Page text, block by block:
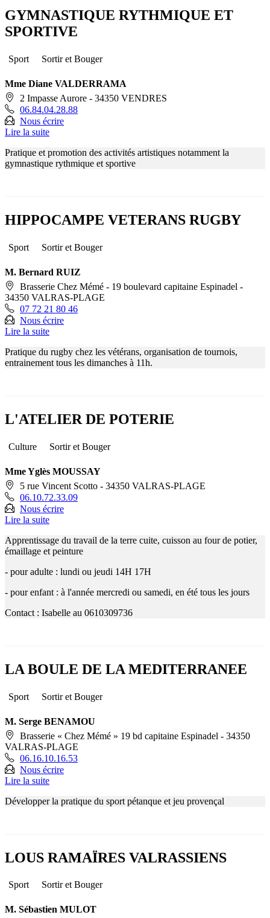
GYMNASTIQUE RYTHMIQUE ET
SPORTIVE
Sport Sortir et Bouger
Mme Diane VALDERRAMA
2 Impasse Aurore - 34350 VENDRES
06.84.04.28.88
Nous écrire
Lire la suite
Pratique et promotion des activités artistiques notamment la
gymnastique rythmique et sportive
HIPPOCAMPE VETERANS RUGBY
Sport Sortir et Bouger
M. Bernard RUIZ
Brasserie Chez Mémé - 19 boulevard capitaine Espinadel -
34350 VALRAS-PLAGE
07 72 21 80 46
Nous écrire
Lire la suite
Pratique du rugby chez les vétérans, organisation de tournois,
entrainement tous les dimanches à 11h.
L'ATELIER DE POTERIE
Culture Sortir et Bouger
Mme Yglès MOUSSAY
5 rue Vincent Scotto - 34350 VALRAS-PLAGE
06.10.72.33.09
Nous écrire
Lire la suite
Apprentissage du travail de la terre cuite, cuisson au four de potier,
émaillage et peinture
- pour adulte : lundi ou jeudi 14H 17H
- pour enfant : à l'année mercredi ou samedi, en été tous les jours
Contact : Isabelle au 0610309736
LA BOULE DE LA MEDITERRANEE
Sport Sortir et Bouger
M. Serge BENAMOU
Brasserie « Chez Mémé » 19 bd capitaine Espinadel - 34350
VALRAS-PLAGE
06.16.10.16.53
Nous écrire
Lire la suite
Développer la pratique du sport pétanque et jeu provençal
LOUS RAMAÏRES VALRASSIENS
Sport Sortir et Bouger
M. Sébastien MULOT